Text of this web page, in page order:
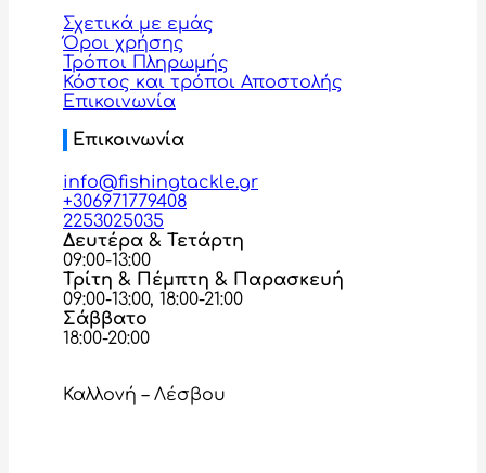
Σχετικά με εμάς
Όροι χρήσης
Τρόποι Πληρωμής
Κόστος και τρόποι Αποστολής
Επικοινωνία
Επικοινωνία
info@fishingtackle.gr
+306971779408
2253025035
Δευτέρα & Τετάρτη
09:00-13:00
Τρίτη & Πέμπτη & Παρασκευή
09:00-13:00, 18:00-21:00
Σάββατο
18:00-20:00
Καλλονή – Λέσβου